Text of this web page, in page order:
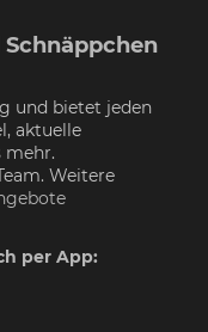
und bietet jeden
aktuelle
mehr.
Weitere
per App: